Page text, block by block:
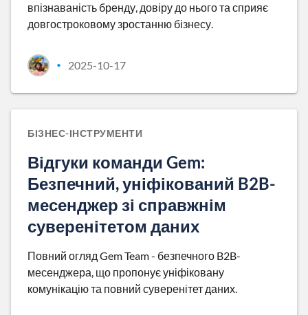
впізнаваність бренду, довіру до нього та сприяє
довгостроковому зростанню бізнесу.
• 2025-10-17
БІЗНЕС-ІНСТРУМЕНТИ
Відгуки команди Gem:
Безпечний, уніфікований B2B-
месенджер зі справжнім
суверенітетом даних
Повний огляд Gem Team - безпечного B2B-
месенджера, що пропонує уніфіковану
комунікацію та повний суверенітет даних.